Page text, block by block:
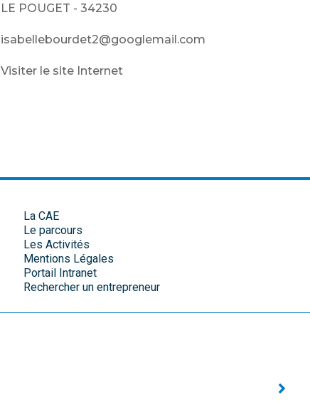
LE POUGET - 34230
isabellebourdet2@googlemail.com
Visiter le site Internet
La CAE
Le parcours
Les Activités
Mentions Légales
Portail Intranet
Rechercher un entrepreneur